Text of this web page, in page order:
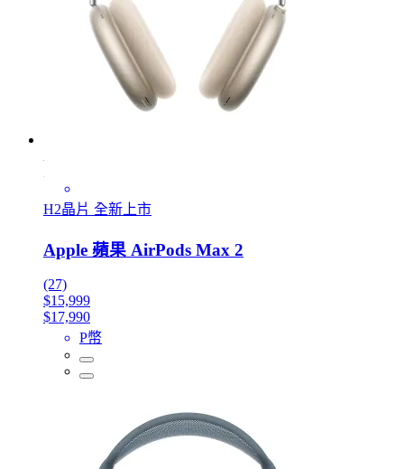
H2晶片 全新上市
Apple 蘋果 AirPods Max 2
(27)
$15,999
$17,990
P幣